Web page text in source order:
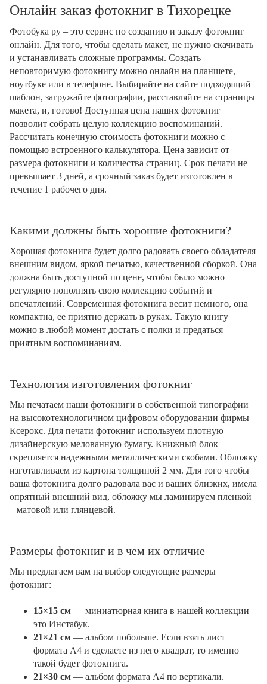
Онлайн заказ фотокниг в Тихорецке
Фотобука ру – это сервис по созданию и заказу фотокниг
онлайн. Для того, чтобы сделать макет, не нужно скачивать
и устанавливать сложные программы. Создать
неповторимую фотокнигу можно онлайн на планшете,
ноутбуке или в телефоне. Выбирайте на сайте подходящий
шаблон, загружайте фотографии, расставляйте на страницы
макета, и, готово! Доступная цена наших фотокниг
позволит собрать целую коллекцию воспоминаний.
Рассчитать конечную стоимость фотокниги можно с
помощью встроенного калькулятора. Цена зависит от
размера фотокниги и количества страниц. Срок печати не
превышает 3 дней, а срочный заказ будет изготовлен в
течение 1 рабочего дня.
Какими должны быть хорошие фотокниги?
Хорошая фотокнига будет долго радовать своего обладателя
внешним видом, яркой печатью, качественной сборкой. Она
должна быть доступной по цене, чтобы было можно
регулярно пополнять свою коллекцию событий и
впечатлений. Современная фотокнига весит немного, она
компактна, ее приятно держать в руках. Такую книгу
можно в любой момент достать с полки и предаться
приятным воспоминаниям.
Технология изготовления фотокниг
Мы печатаем наши фотокниги в собственной типографии
на высокотехнологичном цифровом оборудовании фирмы
Ксерокс. Для печати фотокниг используем плотную
дизайнерскую мелованную бумагу. Книжный блок
скрепляется надежными металлическими скобами. Обложку
изготавливаем из картона толщиной 2 мм. Для того чтобы
ваша фотокнига долго радовала вас и ваших близких, имела
опрятный внешний вид, обложку мы ламинируем пленкой
– матовой или глянцевой.
Размеры фотокниг и в чем их отличие
Мы предлагаем вам на выбор следующие размеры
фотокниг:
15×15 см — миниатюрная книга в нашей коллекции
это Инстабук.
21×21 см — альбом побольше. Если взять лист
формата А4 и сделаете из него квадрат, то именно
такой будет фотокнига.
21×30 см — альбом формата А4 по вертикали.